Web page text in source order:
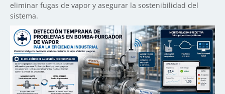
eliminar fugas de vapor y asegurar la sostenibilidad del
sistema.